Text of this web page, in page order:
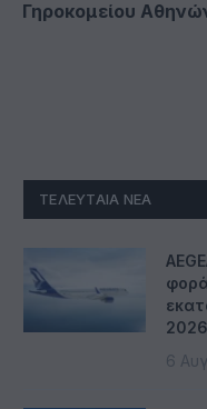
Γηροκομείου
ΤΕΛΕΥΤΑΊΑ ΝΈΑ
2026
6